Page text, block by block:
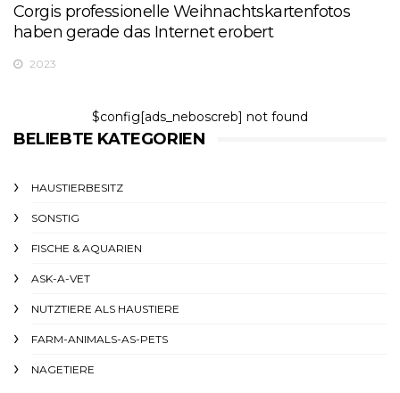
Corgis professionelle Weihnachtskartenfotos
haben gerade das Internet erobert
2023
$config[ads_neboscreb] not found
BELIEBTE KATEGORIEN
HAUSTIERBESITZ
SONSTIG
FISCHE & AQUARIEN
ASK-A-VET
NUTZTIERE ALS HAUSTIERE
FARM-ANIMALS-AS-PETS
NAGETIERE